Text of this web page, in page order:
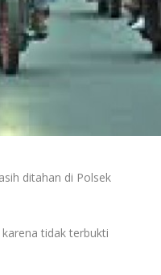
ditahan di Polsek
tidak terbukti